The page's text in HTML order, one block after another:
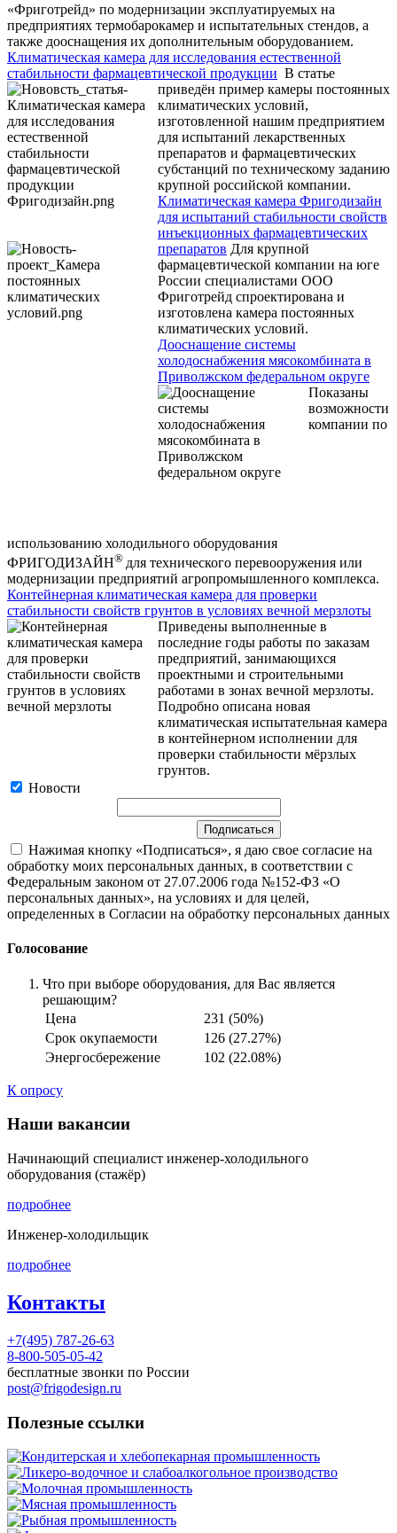
«Фриготрейд» по модернизации эксплуатируемых на
предприятиях термобарокамер и испытательных стендов, а
также дооснащения их дополнительным оборудованием.
Климатическая камера для исследования естественной
стабильности фармацевтической продукции В статье
приведён пример камеры постоянных
климатических условий,
изготовленной нашим предприятием
для испытаний лекарственных
препаратов и фармацевтических
субстанций по техническому заданию
крупной российской компании.
Климатическая камера Фригодизайн
для испытаний стабильности свойств
инъекционных фармацевтических
препаратов Для крупной
фармацевтической компании на юге
России специалистами ООО
Фриготрейд спроектирована и
изготовлена камера постоянных
климатических условий.
Дооснащение системы
холодоснабжения мясокомбината в
Приволжском федеральном округе
Показаны
возможности
компании по
использованию холодильного оборудования
ФРИГОДИЗАЙН® для технического перевооружения или
модернизации предприятий агропромышленного комплекса.
Контейнерная климатическая камера для проверки
стабильности свойств грунтов в условиях вечной мерзлоты
Приведены выполненные в
последние годы работы по заказам
предприятий, занимающихся
проектными и строительными
работами в зонах вечной мерзлоты.
Подробно описана новая
климатическая испытательная камера
в контейнерном исполнении для
проверки стабильности мёрзлых
грунтов.
Новости
Нажимая кнопку «Подписаться», я даю свое согласие на
обработку моих персональных данных, в соответствии с
Федеральным законом от 27.07.2006 года №152-ФЗ «О
персональных данных», на условиях и для целей,
определенных в Согласии на обработку персональных данных
Голосование
Что при выборе оборудования, для Вас является
решающим?
Цена
231 (50%)
Срок окупаемости
126 (27.27%)
Энергосбережение
102 (22.08%)
К опросу
Наши вакансии
Начинающий специалист инженер-холодильного
оборудования (стажёр)
подробнее
Инженер-холодильщик
подробнее
Контакты
+7(495) 787-26-63
8-800-505-05-42
бесплатные звонки по России
post@frigodesign.ru
Полезные ссылки
Кондитерская и хлебопекарная промышленность
Ликеро-водочное и слабоалкогольное производство
Молочная промышленность
Мясная промышленность
Рыбная промышленность